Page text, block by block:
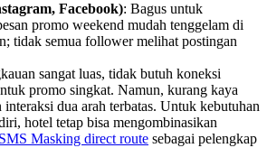
Facebook): Bagus untuk
promo weekend mudah tenggelam di
tidak semua follower melihat postingan
sangat luas, tidak butuh koneksi
promo singkat. Namun, kurang kaya
interaksi dua arah terbatas. Untuk kebutuhan
hotel tetap bisa mengombinasikan
Masking direct route sebagai pelengkap